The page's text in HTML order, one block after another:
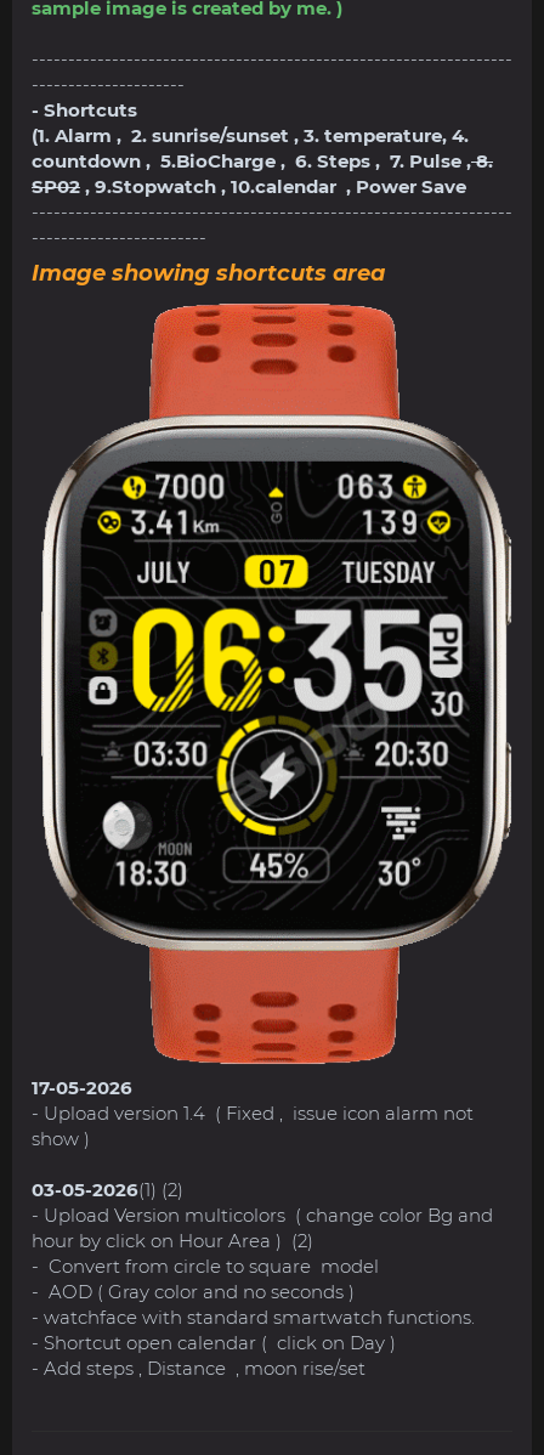
sample image is created by me. )
------------------------------------------------------------------
---------------------
- Shortcuts
(1. Alarm , 2. sunrise/sunset , 3. temperature, 4.
countdown , 5.BioCharge , 6. Steps , 7. Pulse ,8.
SP02 , 9.Stopwatch , 10.calendar , Power Save
------------------------------------------------------------------
------------------------
Image showing shortcuts area
17-05-2026
- Upload version 1.4 ( Fixed , issue icon alarm not
show )
03-05-2026(1) (2)
- Upload Version multicolors ( change color Bg and
hour by click on Hour Area ) (2)
- Convert from circle to square model
- AOD ( Gray color and no seconds )
- watchface with standard smartwatch functions.
- Shortcut open calendar ( click on Day )
- Add steps , Distance , moon rise/set